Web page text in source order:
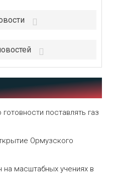
поставлять газ
Ормузского
масштабных учениях в